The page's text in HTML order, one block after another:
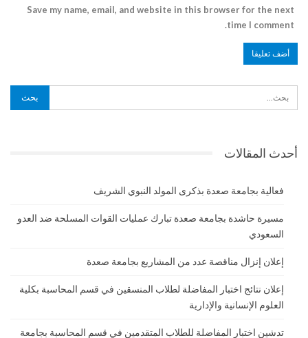
Save my name, email, and website in this browser for the next
time I comment.
أحدث المقالات
فعالية بجامعة صعدة بذكرى المولد النبوي الشريف
مسيرة حاشدة بجامعة صعدة تبارك عمليات القوات المسلحة ضد العدو
السعودي
إعلان إنزال مناقصة عدد من المشاريع بجامعة صعدة
إعلان نتائج اختبار المفاضلة لطلاب المنسقين في قسم المحاسبة بكلية
العلوم الإنسانية والإدارية
تدشين اختبار المفاضلة للطلاب المتقدمين في قسم المحاسبة بجامعة